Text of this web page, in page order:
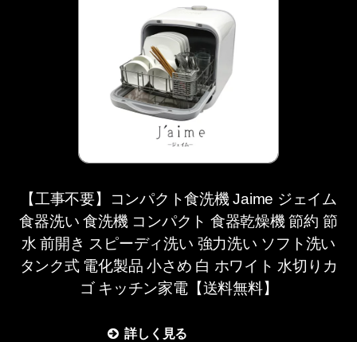
【工事不要】コンパクト食洗機 Jaime ジェイム
食器洗い 食洗機 コンパクト 食器乾燥機 節約 節
水 前開き スピーディ洗い 強力洗い ソフト洗い
タンク式 電化製品 小さめ 白 ホワイト 水切りカ
ゴ キッチン家電【送料無料】
詳しく見る